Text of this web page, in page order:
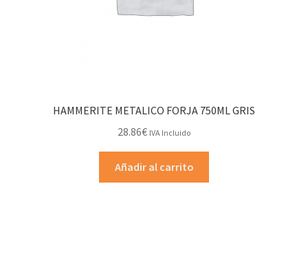
HAMMERITE METALICO FORJA 750ML GRIS
28.86€ IVA Incluido
Añadir al carrito